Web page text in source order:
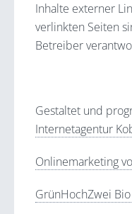
Inhalte externer
verlinkten Seiten
Betreiber
Gestaltet und
Internetagentur
Onlinemarketing
GrünHochZwei